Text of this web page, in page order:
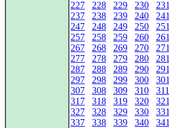
227
228 229 230 231
237
238 239 240 241
247
248 249 250 251
257
258 259 260 261
267
268 269 270 271
277
278 279 280 281
287
288 289 290 291
297
298 299 300 301
307
308 309 310 311
317
318 319 320 321
327
328 329 330 331
337
338 339 340 341